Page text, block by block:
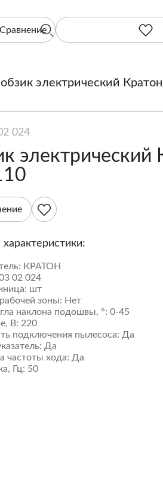
Сравнение
электрический
024
электрический
КРАТОН
02 024
шт
зоны: Нет
наклона подошвы, °: 0-45
В: 220
подключения пылесоса: Да
Да
частоты хода: Да
Гц: 50